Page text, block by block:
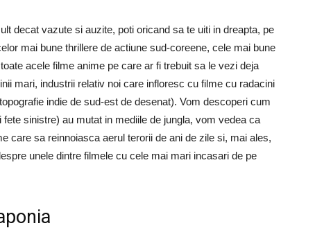
decat vazute si auzite, poti oricand sa te uiti in dreapta, pe
mai bune thrillere de actiune sud-coreene, cele mai bune
acele filme anime pe care ar fi trebuit sa le vezi deja
mari, industrii relativ noi care infloresc cu filme cu radacini
indie de sud-est de desenat). Vom descoperi cum
sinistre) au mutat in mediile de jungla, vom vedea ca
care sa reinnoiasca aerul terorii de ani de zile si, mai ales,
unele dintre filmele cu cele mai mari incasari de pe